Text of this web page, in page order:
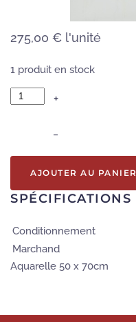
275,00 € l'unité
1 produit en stock
+
–
AJOUTER AU PANIER
SPÉCIFICATIONS
Conditionnement
Marchand
Aquarelle 50 x 70cm